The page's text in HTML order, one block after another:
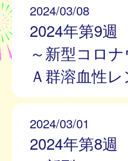
2024/03/08
2024年第9週
～新型コロナ
Ａ群溶血性
2024/03/01
2024年第8週